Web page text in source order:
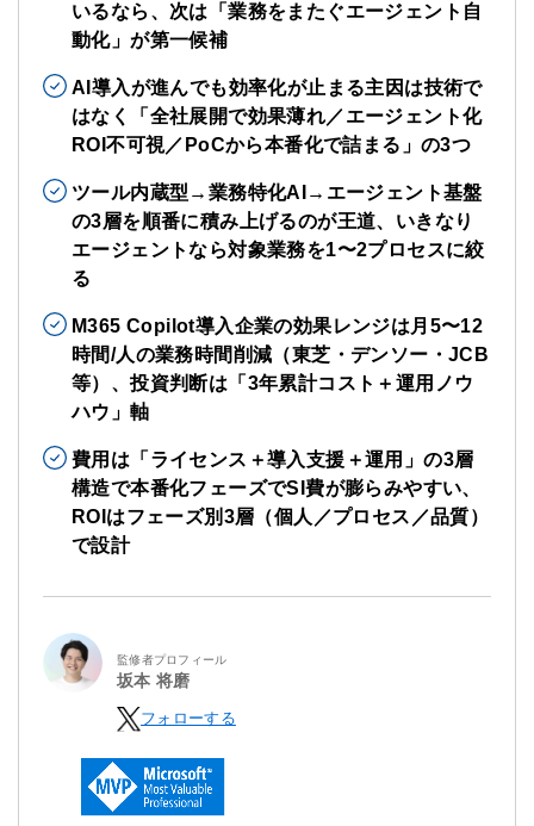
いるなら、次は「業務をまたぐエージェント自
動化」が第一候補
AI導入が進んでも効率化が止まる主因は技術で
はなく「全社展開で効果薄れ／エージェント化
ROI不可視／PoCから本番化で詰まる」の3つ
ツール内蔵型→業務特化AI→エージェント基盤
の3層を順番に積み上げるのが王道、いきなり
エージェントなら対象業務を1〜2プロセスに絞
る
M365 Copilot導入企業の効果レンジは月5〜12
時間/人の業務時間削減（東芝・デンソー・JCB
等）、投資判断は「3年累計コスト＋運用ノウ
ハウ」軸
費用は「ライセンス＋導入支援＋運用」の3層
構造で本番化フェーズでSI費が膨らみやすい、
ROIはフェーズ別3層（個人／プロセス／品質）
で設計
監修者プロフィール
坂本 将磨
フォローする